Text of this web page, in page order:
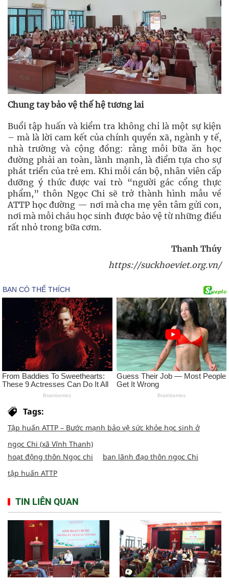
Chung tay bảo vệ thế hệ tương lai
Buổi tập huấn và kiểm tra không chỉ là một sự kiện
– mà là lời cam kết của chính quyền xã, ngành y tế,
nhà trường và cộng đồng: rằng mỗi bữa ăn học
đường phải an toàn, lành mạnh, là điểm tựa cho sự
phát triển của trẻ em. Khi mỗi cán bộ, nhân viên cấp
dưỡng ý thức được vai trò “người gác cổng thực
phẩm,” thôn Ngọc Chi sẽ trở thành hình mẫu về
ATTP học đường — nơi mà cha mẹ yên tâm gửi con,
nơi mà mỗi cháu học sinh được bảo vệ từ những điều
rất nhỏ trong bữa cơm.
Thanh Thúy
https://suckhoeviet.org.vn/
Tags:
Tập huấn ATTP – Bước mạnh bảo vệ sức khỏe học sinh ở
ngọc Chi (xã Vĩnh Thanh)
hoạt động thôn Ngọc chi
ban lãnh đạo thôn ngọc Chi
tập huấn ATTP
TIN LIÊN QUAN